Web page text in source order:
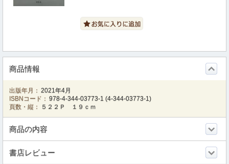
商品情報
出版年月： 2021年4月
ISBNコード： 978-4-344-03773-1 (4-344-03773-1)
頁数・縦：
５２２Ｐ １９ｃｍ
商品の内容
書店レビュー